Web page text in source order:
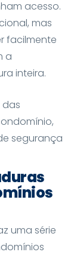
acesso.
mas
facilmente
a
inteira.
segurança
uma série